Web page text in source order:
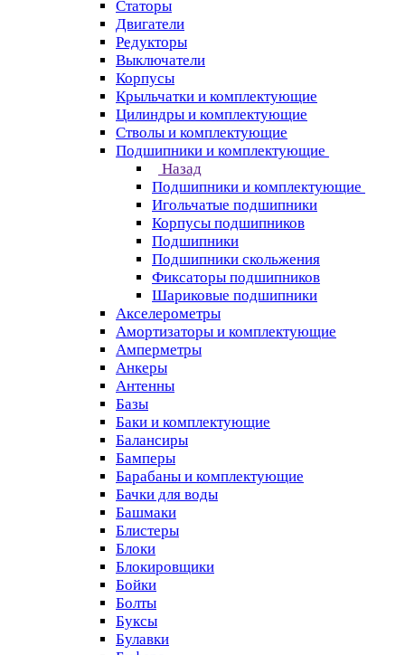
Статоры
Двигатели
Редукторы
Выключатели
Корпусы
Крыльчатки и комплектующие
Цилиндры и комплектующие
Стволы и комплектующие
Подшипники и комплектующие
Назад
Подшипники и комплектующие
Игольчатые подшипники
Корпусы подшипников
Подшипники
Подшипники скольжения
Фиксаторы подшипников
Шариковые подшипники
Акселерометры
Амортизаторы и комплектующие
Амперметры
Анкеры
Антенны
Базы
Баки и комплектующие
Балансиры
Бамперы
Барабаны и комплектующие
Бачки для воды
Башмаки
Блистеры
Блоки
Блокировщики
Бойки
Болты
Буксы
Булавки